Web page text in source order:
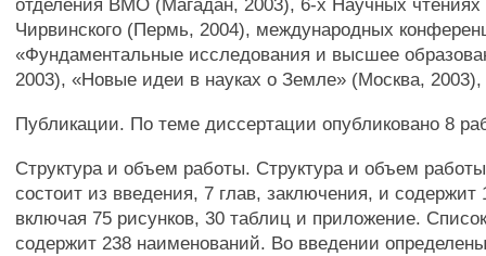
отделения ВМО (Магадан, 2003), 6-х Научных
Чирвинского (Пермь, 2004), международных
«Фундаментальные исследования и высшее
2003), «Новые идеи в науках о Земле» (Москва, 2003),
Публикации. По теме диссертации опубликовано 8
Структура и объем работы. Структура и объем
состоит из введения, 7 глав, заключения, и содержит
включая 75 рисунков, 30 таблиц и приложение.
содержит 238 наименований. Во введении